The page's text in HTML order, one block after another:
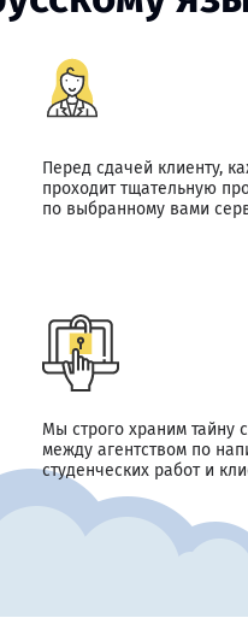
Перед сдачей клиенту,
проходит тщательную
по выбранному вами
Мы строго храним тайну
между агентством по
студенческих работ и